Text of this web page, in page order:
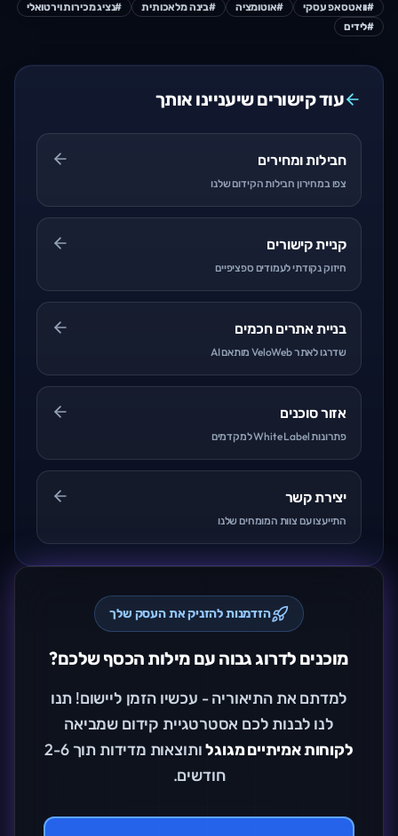
#וואטסאפ עסקי #אוטומציה #בינה מלאכותית #נציג מכירות וירטואלי
#לידים
עוד קישורים שיעניינו אותך
חבילות ומחירים
צפו במחירון חבילות הקידום שלנו
קניית קישורים
חיזוק נקודתי לעמודים ספציפיים
בניית אתרים חכמים
שדרגו לאתר VeloWeb מותאם AI
אזור סוכנים
פתרונות White Label למקדמים
יצירת קשר
התייעצו עם צוות המומחים שלנו
הזדמנות להזניק את העסק שלך
מוכנים לדרוג גבוה עם מילות הכסף שלכם?
למדתם את התיאוריה - עכשיו הזמן ליישום! תנו
לנו לבנות לכם אסטרטגיית קידום שמביאה
לקוחות אמיתיים מגוגל
ותוצאות מדידות תוך 2-6
חודשים.